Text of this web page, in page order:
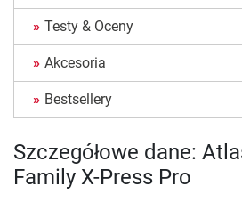
Testy & Oceny
Akcesoria
Bestsellery
Szczegółowe dane:
Family X-Press Pro